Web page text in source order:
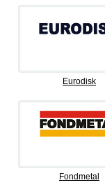
Eurodisk
Fondmetal